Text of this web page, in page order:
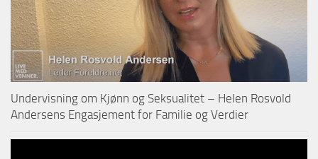
Undervisning om Kjønn og Seksualitet – Helen Rosvold
Andersens Engasjement for Familie og Verdier